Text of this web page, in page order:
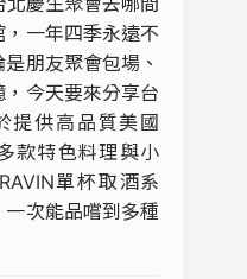
一年四季永遠不
朋友聚會包場、
今天要來分享台
提供高品質美國
款特色料理與小
單杯取酒系
次能品嚐到多種